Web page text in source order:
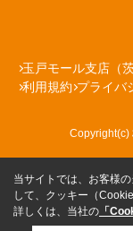
玉戸モール支店（
利用規約 プライバ
Copyright(c)
当サイトでは、お客様
して、クッキー（
詳しくは、当社の 「